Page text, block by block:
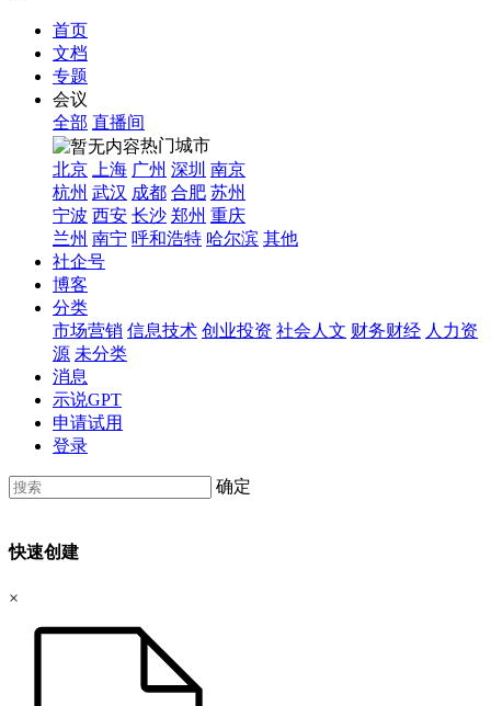
首页
文档
专题
会议
全部 直播间
热门城市
北京
上海 广州 深圳 南京
杭州 武汉 成都 合肥 苏州
宁波 西安 长沙 郑州 重庆
兰州 南宁 呼和浩特 哈尔滨 其他
社企号
博客
分类
市场营销 信息技术 创业投资 社会人文 财务财经 人力资
源 未分类
消息
示说GPT
申请试用
登录
确定
快速创建
×